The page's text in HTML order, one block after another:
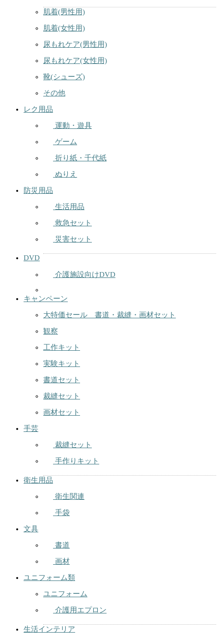
肌着(男性用)
肌着(女性用)
尿もれケア(男性用)
尿もれケア(女性用)
靴(シューズ)
その他
レク用品
運動・遊具
ゲーム
折り紙・千代紙
ぬりえ
防災用品
生活用品
救急セット
災害セット
DVD
介護施設向けDVD
キャンペーン
大特価セール 書道・裁縫・画材セット
観察
工作キット
実験キット
書道セット
裁縫セット
画材セット
手芸
裁縫セット
手作りキット
衛生用品
衛生関連
手袋
文具
書道
画材
ユニフォーム類
ユニフォーム
介護用エプロン
生活インテリア